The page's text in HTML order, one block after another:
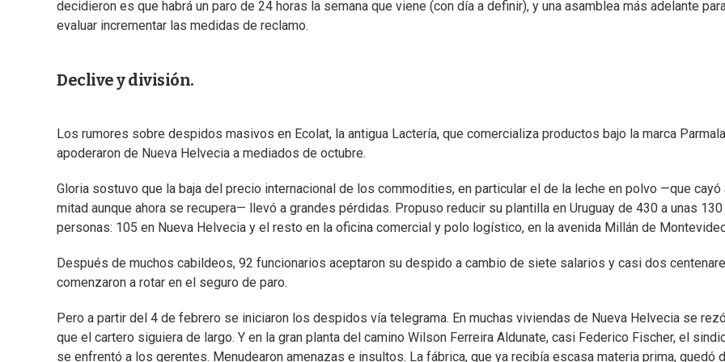
decidieron es que habrá un paro de 24 horas la semana que viene (con día a definir), y una asamblea más adelante
evaluar incrementar las medidas de reclamo.
Declive y división.
Los rumores sobre despidos masivos en Ecolat, la antigua Lactería, que comercializa productos bajo la marca
apoderaron de Nueva Helvecia a mediados de octubre.
Gloria sostuvo que la baja del precio internacional de los commodities, en particular el de la leche en polvo —que cayó
mitad aunque ahora se recupera— llevó a grandes pérdidas. Propuso reducir su plantilla en Uruguay de 430 a unas 130
personas: 105 en Nueva Helvecia y el resto en la oficina comercial y polo logístico, en la avenida Millán de
Después de muchos cabildeos, 92 funcionarios aceptaron su despido a cambio de siete salarios y casi dos
comenzaron a rotar en el seguro de paro.
Pero a partir del 4 de febrero se iniciaron los despidos vía telegrama. En muchas viviendas de Nueva Helvecia se
que el cartero siguiera de largo. Y en la gran planta del camino Wilson Ferreira Aldunate, casi Federico Fischer, el
se enfrentó a los gerentes. Menudearon amenazas e insultos. La fábrica, que ya recibía escasa materia prima, quedó